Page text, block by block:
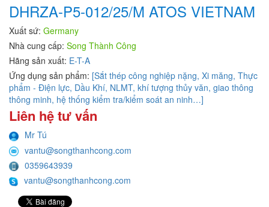
DHRZA-P5-012/25/M ATOS VIETNAM
Xuất sứ: Germany
Nhà cung cấp: Song Thành Công
Hãng sản xuất: E-T-A
Ứng dụng sản phẩm: [Sắt thép công nghiệp nặng, Xi măng, Thực
phẩm - Điện lực, Dầu Khí, NLMT, khí tượng thủy văn, giao thông
thông minh, hệ thống kiểm tra/kiểm soát an ninh…]
Liên hệ tư vấn
Mr Tú
vantu@songthanhcong.com
0359643939
vantu@songthanhcong.com